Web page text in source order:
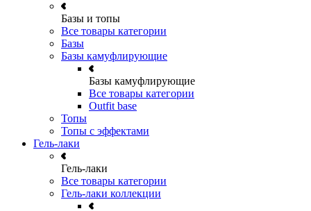
Базы и топы
Все товары категории
Базы
Базы камуфлирующие
Базы камуфлирующие
Все товары категории
Outfit base
Топы
Топы с эффектами
Гель-лаки
Гель-лаки
Все товары категории
Гель-лаки коллекции